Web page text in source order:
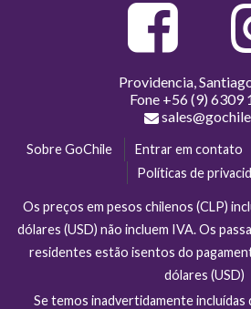
Providencia,
Fone +56 (9) 6309
Sobre GoChile Entrar em contato
Políticas de
Os preços em pesos chilenos (CLP)
dólares (USD) não incluem IVA. Os
residentes estão isentos do
dólares (USD)
Se temos inadvertidamente incluídas